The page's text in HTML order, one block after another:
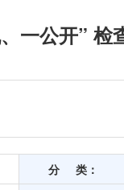
一公开” 检
分 类：